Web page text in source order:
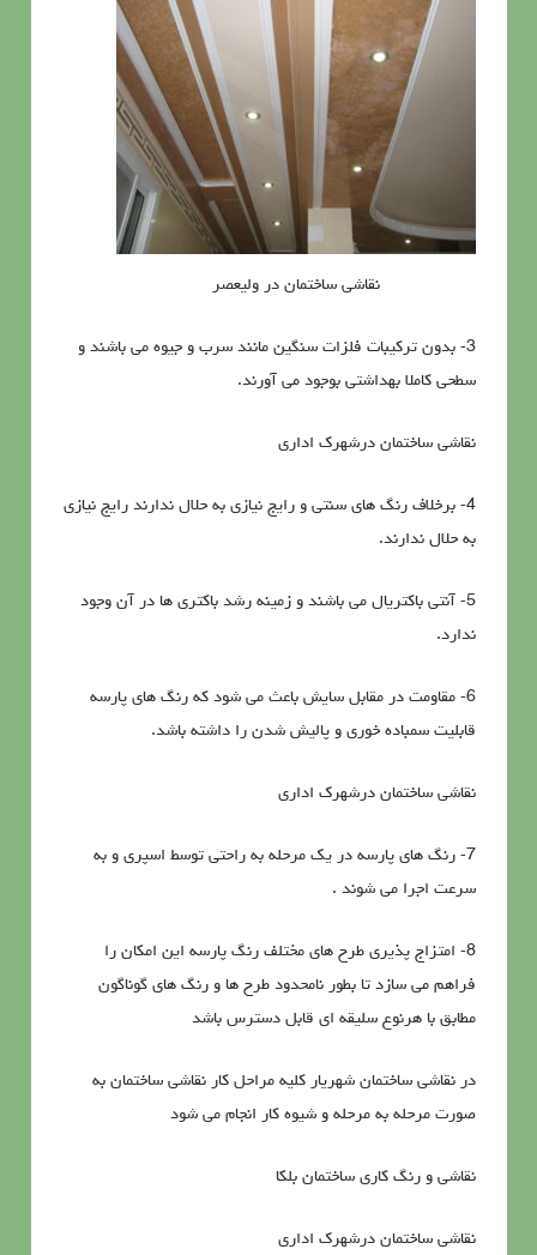
نقاشی ساختمان در ولیعصر
3- بدون ترکیبات فلزات سنگین مانند سرب و جیوه می باشند و
سطحی کاملا بهداشتی بوجود می آورند.
نقاشی ساختمان درشهرک اداری
4- برخلاف رنگ های سنتی و رایج نیازی به حلال ندارند رایج نیازی
به حلال ندارند.
5- آنتی باکتریال می باشند و زمینه رشد باکتری ها در آن وجود
ندارد.
6- مقاومت در مقابل سایش باعث می شود که رنگ های پارسه
قابلیت سمباده خوری و پالیش شدن را داشته باشد.
نقاشی ساختمان درشهرک اداری
7- رنگ های پارسه در یک مرحله به راحتی توسط اسپری و به
سرعت اجرا می شوند .
8- امتزاج پذیری طرح های مختلف رنگ پارسه این امکان را
فراهم می سازد تا بطور نامحدود طرح ها و رنگ های گوناگون
مطابق با هرنوع سلیقه ای قابل دسترس باشد
در نقاشی ساختمان شهریار کلیه مراحل کار نقاشی ساختمان به
صورت مرحله به مرحله و شیوه کار انجام می شود
نقاشی و رنگ کاری ساختمان بلکا
نقاشی ساختمان درشهرک اداری